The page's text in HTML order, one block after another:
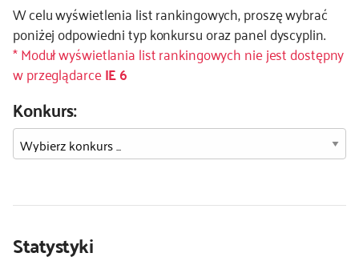
W celu wyświetlenia list rankingowych, proszę wybrać
poniżej odpowiedni typ konkursu oraz panel dyscyplin.
* Moduł wyświetlania list rankingowych nie jest dostępny
w przeglądarceIE 6
Konkurs:
Statystyki